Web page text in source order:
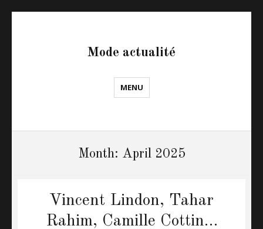
Mode actualité
MENU
Month: April 2025
Vincent Lindon, Tahar
Rahim, Camille Cottin…